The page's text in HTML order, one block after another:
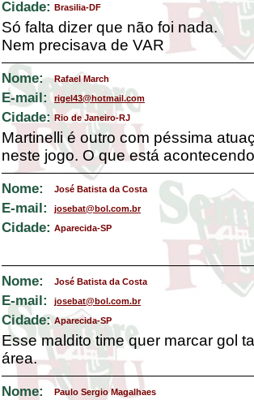
Cidade: Brasilia-DF
Só falta dizer que não foi nada.
Nem precisava de VAR
Nome: Rafael March
E-mail: rigel43@hotmail.com
Cidade: Rio de Janeiro-RJ
Martinelli é outro com péssima
neste jogo. O que está
Nome: José Batista da Costa
E-mail: josebat@bol.com.br
Cidade: Aparecida-SP
Nome: José Batista da Costa
E-mail: josebat@bol.com.br
Cidade: Aparecida-SP
Esse maldito time quer marcar gol
área.
Nome: Paulo Sergio Magalhaes